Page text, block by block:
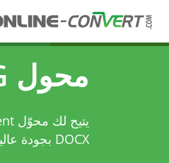
محول PNG إلى DOCX
DOCX بجودة عالية.